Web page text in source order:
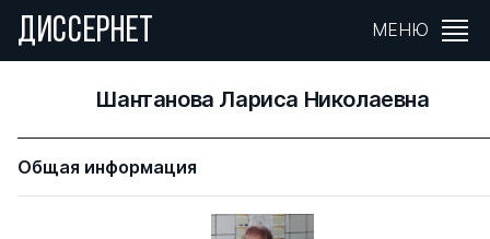
ДИССЕРНЕТ МЕНЮ
Шантанова Лариса Николаевна
Общая информация